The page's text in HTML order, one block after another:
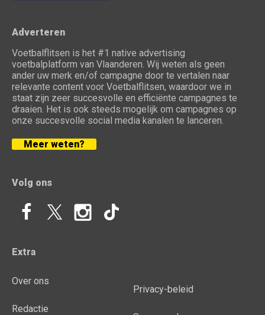
Adverteren
Voetbalflitsen is het #1 native advertising
voetbalplatform van Vlaanderen. Wij weten als geen
ander uw merk en/of campagne door te vertalen naar
relevante content voor Voetbalflitsen, waardoor we in
staat zijn zeer succesvolle en efficiënte campagnes te
draaien. Het is ook steeds mogelijk om campagnes op
onze succesvolle social media kanalen te lanceren.
Meer weten?
Volg ons
Extra
Over ons
Redactie
Privacy-beleid